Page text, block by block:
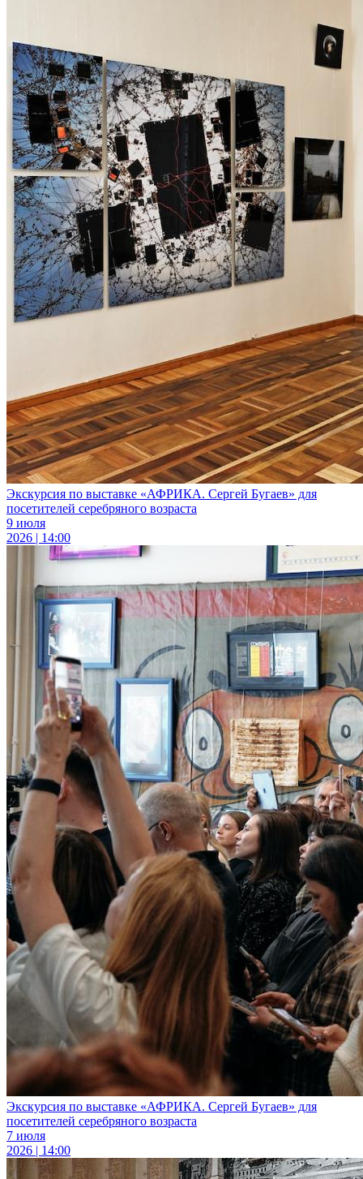
Экскурсия по выставке «АФРИКА. Сергей Бугаев» для
посетителей серебряного возраста
9 июля
2026 | 14:00
Экскурсия по выставке «АФРИКА. Сергей Бугаев» для
посетителей серебряного возраста
7 июля
2026 | 14:00